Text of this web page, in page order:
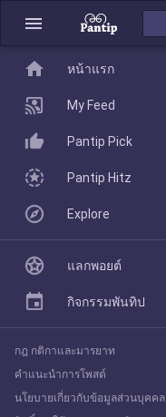
menu
home
Pantip Pick
Explore
home หน้าแรก
My Feed
Pantip Pick
Pantip Hitz
Explore
แลกพอยต์
กิจกรรมพันทิป
กฎ กติกาและมารยาท
คำแนะนำการโพสต์
นโยบายเกี่ยวกับข้อมูลส่วนบุคคล